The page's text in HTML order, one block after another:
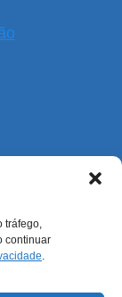
tráfego,
continuar
.